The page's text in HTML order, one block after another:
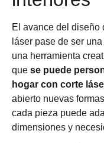
El avance del diseño
láser pase de ser
una herramienta
que se puede
hogar con corte
abierto nuevas
cada pieza puede
dimensiones y